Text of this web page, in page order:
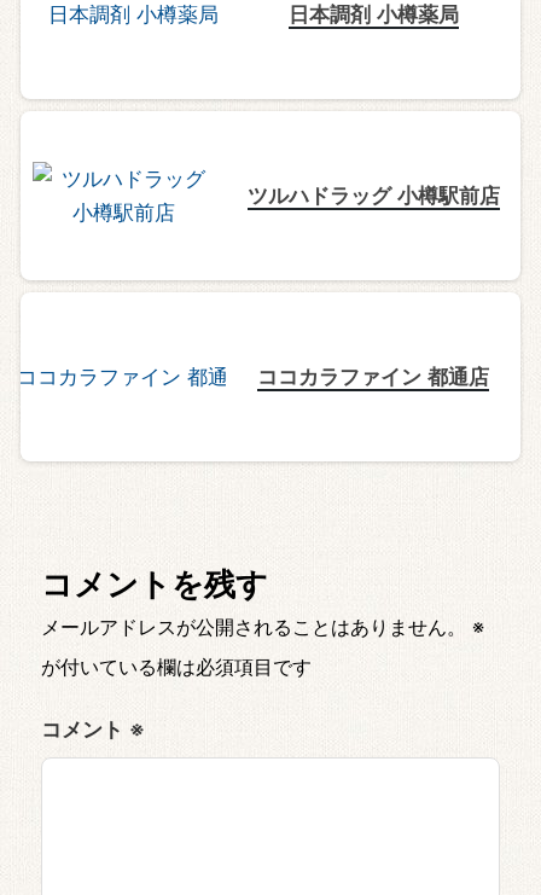
日本調剤 小樽薬局
ツルハドラッグ 小樽駅前店
ココカラファイン 都通店
コメントを残す
メールアドレスが公開されることはありません。
※
が付いている欄は必須項目です
コメント ※